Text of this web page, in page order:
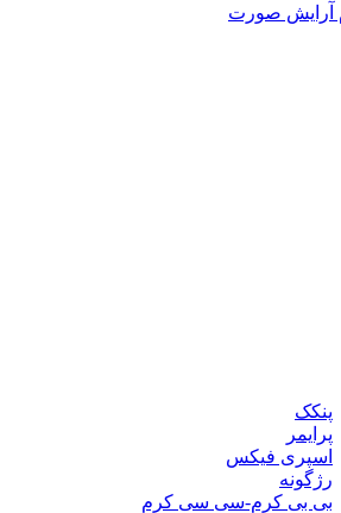
آرایش صورت
پنکک
پرایمر
اسپری فیکس
رژگونه
بی بی کرم-سی سی کرم